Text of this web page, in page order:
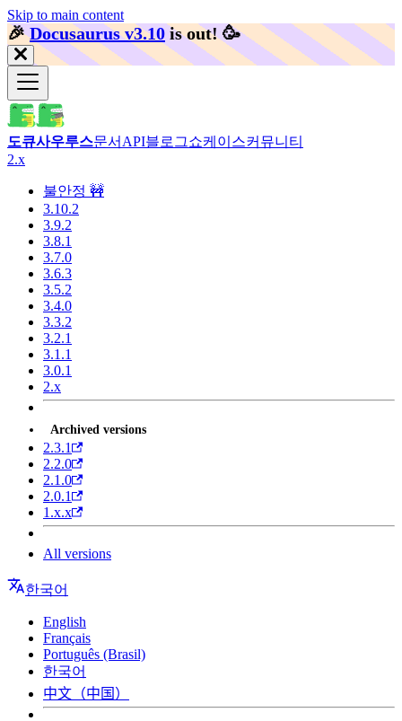
Skip to main content
🎉️Docusaurus v3.10 is out! 🥳️
도큐사우루스문서 API블로그쇼케이스커뮤니티
2.x
불안정 🚧
3.10.2
3.9.2
3.8.1
3.7.0
3.6.3
3.5.2
3.4.0
3.3.2
3.2.1
3.1.1
3.0.1
2.x
Archived versions
2.3.1
2.2.0
2.1.0
2.0.1
1.x.x
All versions
한국어
English
Français
Português (Brasil)
한국어
中文（中国）